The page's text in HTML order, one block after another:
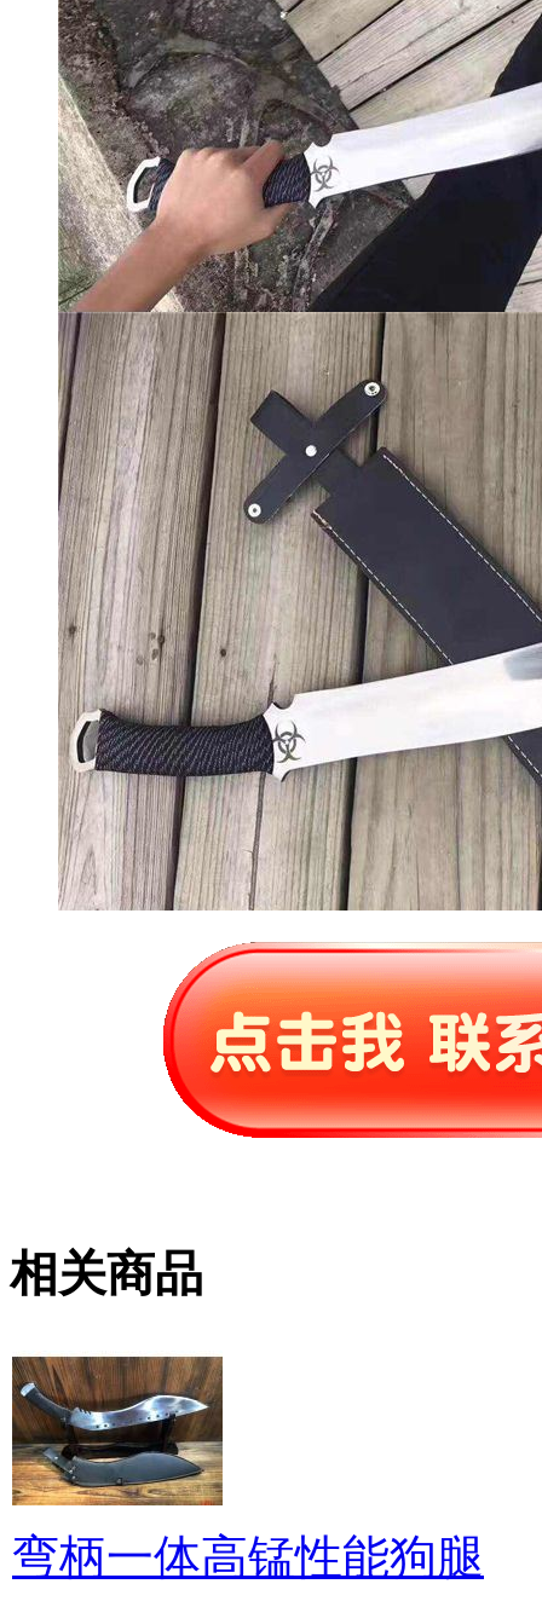
相关商品
弯柄一体高锰性能狗腿